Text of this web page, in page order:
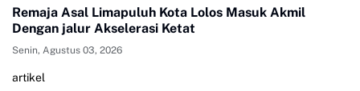
Remaja Asal Limapuluh Kota Lolos Masuk Akmil
Dengan jalur Akselerasi Ketat
Senin, Agustus 03, 2026
artikel